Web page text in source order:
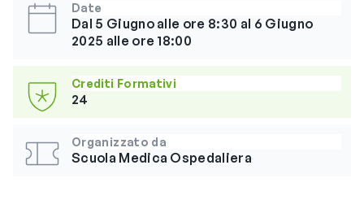
Date
Dal 5 Giugno alle ore 8:30 al 6 Giugno
2025 alle ore 18:00
Crediti Formativi
24
Organizzato da
Scuola Medica Ospedaliera